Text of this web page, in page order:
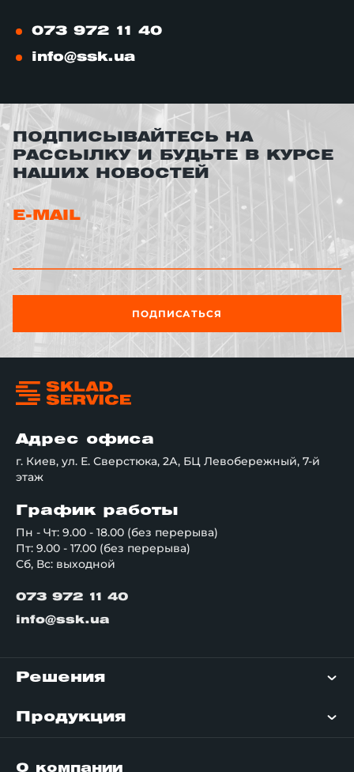
073 972 11 40
info@ssk.ua
ПОДПИСЫВАЙТЕСЬ НА
РАССЫЛКУ И БУДЬТЕ В КУРСЕ
НАШИХ НОВОСТЕЙ
E-MAIL
ПОДПИСАТЬСЯ
Адрес офиса
г. Киев, ул. Е. Сверстюка, 2А, БЦ Левобережный, 7-й
этаж
График работы
Пн - Чт: 9.00 - 18.00 (без перерыва)
Пт: 9.00 - 17.00 (без перерыва)
Сб, Вс: выходной
073 972 11 40
info@ssk.ua
Решения
Продукция
О компании